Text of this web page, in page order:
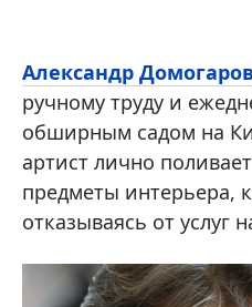
Александр
ручному труду и
обширным садом на
артист лично
предметы интерьера,
отказываясь от услуг